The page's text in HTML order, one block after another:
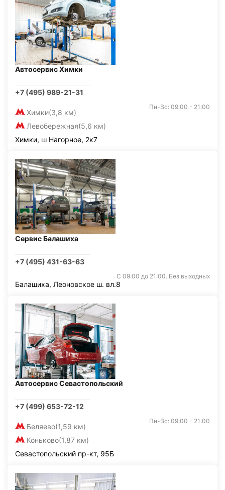
Автосервис Химки
+7 (495) 989-21-31
Химки(3,8 км)
Левобережная(5,6 км)
Пн-Вс: 09:00 - 21:00
Химки, ш Нагорное, 2к7
Сервис Балашиха
+7 (495) 431-63-63
С 09:00 до 21:00. Без выходных
Балашиха, Леоновское ш. вл.8
Автосервис Севастопольский
+7 (499) 653-72-12
Беляево(1,59 км)
Коньково(1,87 км)
Пн-Вс: 09:00 - 21:00
Севастопольский пр-кт, 95Б